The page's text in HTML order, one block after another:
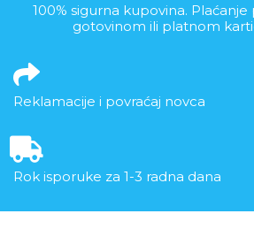
100% sigurna kupovina.
gotovinom ili platnom
Reklamacije i povraćaj novca
Rok isporuke za 1-3 radna dana